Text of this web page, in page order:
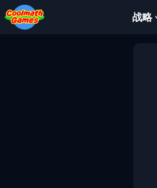
Skip
to
Top
Skip
to
Navigation
Skip
to
Main
Skip
to
Footer
战略